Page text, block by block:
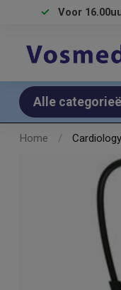
Voor
Alle
Home /